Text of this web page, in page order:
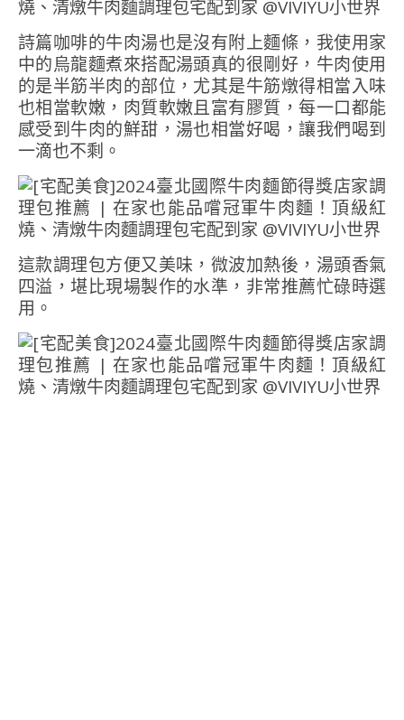
詩篇咖啡的牛肉湯也是沒有附上麵條，我使用家
中的烏龍麵煮來搭配湯頭真的很剛好，牛肉使用
的是半筋半肉的部位，尤其是牛筋燉得相當入味
也相當軟嫩，肉質軟嫩且富有膠質，每一口都能
感受到牛肉的鮮甜，湯也相當好喝，讓我們喝到
一滴也不剩。
這款調理包方便又美味，微波加熱後，湯頭香氣
四溢，堪比現場製作的水準，非常推薦忙碌時選
用。